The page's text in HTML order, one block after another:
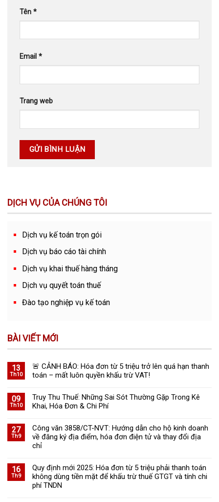
Tên *
Email *
Trang web
DỊCH VỤ CỦA CHÚNG TÔI
Dịch vụ kế toán trọn gói
Dịch vụ báo cáo tài chính
Dịch vụ khai thuế hàng tháng
Dịch vụ quyết toán thuế
Đào tạo nghiệp vụ kế toán
BÀI VIẾT MỚI
13
Th10
🚨 CẢNH BÁO: Hóa đơn từ 5 triệu trở lên quá hạn thanh
toán – mất luôn quyền khấu trừ VAT!
09
Th10
Truy Thu Thuế: Những Sai Sót Thường Gặp Trong Kê
Khai, Hóa Đơn & Chi Phí
27
Th9
Công văn 3858/CT-NVT: Hướng dẫn cho hộ kinh doanh
về đăng ký địa điểm, hóa đơn điện tử và thay đổi địa
chỉ
16
Th9
Quy định mới 2025: Hóa đơn từ 5 triệu phải thanh toán
không dùng tiền mặt để khấu trừ thuế GTGT và tính chi
phí TNDN